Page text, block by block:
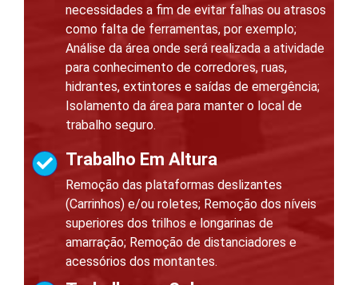
necessidades a fim de evitar falhas ou atrasos
como falta de ferramentas, por exemplo;
Análise da área onde será realizada a atividade
para conhecimento de corredores, ruas,
hidrantes, extintores e saídas de emergência;
Isolamento da área para manter o local de
trabalho seguro.
Trabalho Em Altura
Remoção das plataformas deslizantes
(Carrinhos) e/ou roletes; Remoção dos níveis
superiores dos trilhos e longarinas de
amarração; Remoção de distanciadores e
acessórios dos montantes.